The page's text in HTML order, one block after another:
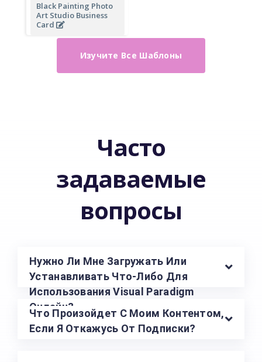
Black Painting Photo
Art Studio Business
Card
Изучите Все Шаблоны
Часто
задаваемые
вопросы
Нужно Ли Мне Загружать Или
Устанавливать Что-Либо Для
Использования Visual Paradigm
Онлайн?
Что Произойдет С Моим Контентом,
Если Я Откажусь От Подписки?